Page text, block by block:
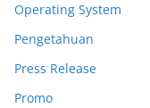
Operating System
Pengetahuan
Press Release
Promo